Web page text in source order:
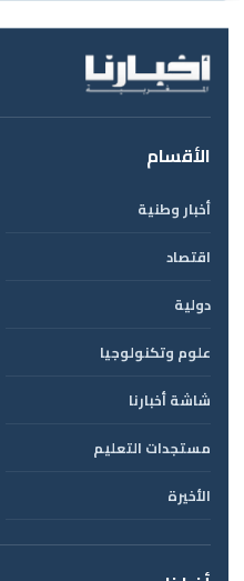
الأقسام
أخبار وطنية
اقتصاد
دولية
علوم وتكنولوجيا
شاشة أخبارنا
مستجدات التعليم
الأخيرة